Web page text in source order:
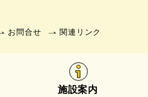
お問合せ 関連リンク
施設案内